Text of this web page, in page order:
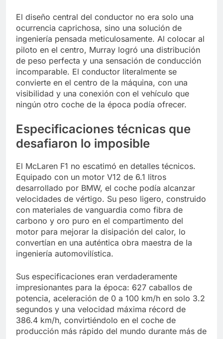
El diseño central del conductor no era solo una
ocurrencia caprichosa, sino una solución de
ingeniería pensada meticulosamente. Al colocar al
piloto en el centro, Murray logró una distribución
de peso perfecta y una sensación de conducción
incomparable. El conductor literalmente se
convierte en el centro de la máquina, con una
visibilidad y una conexión con el vehículo que
ningún otro coche de la época podía ofrecer.
Especificaciones técnicas que
desafiaron lo imposible
El McLaren F1 no escatimó en detalles técnicos.
Equipado con un motor V12 de 6.1 litros
desarrollado por BMW, el coche podía alcanzar
velocidades de vértigo. Su peso ligero, construido
con materiales de vanguardia como fibra de
carbono y oro puro en el compartimento del
motor para mejorar la disipación del calor, lo
convertían en una auténtica obra maestra de la
ingeniería automovilística.
Sus especificaciones eran verdaderamente
impresionantes para la época: 627 caballos de
potencia, aceleración de 0 a 100 km/h en solo 3.2
segundos y una velocidad máxima récord de
386.4 km/h, convirtiéndolo en el coche de
producción más rápido del mundo durante más de